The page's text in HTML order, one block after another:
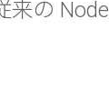
来の Node